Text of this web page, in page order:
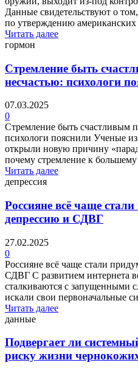
Данные свидетельствуют о
по утверждению
Читать далее
гормон
Стремление быть
несчастью: психологи
07.03.2025
0
Стремление быть счастливым
психологи пояснили Ученые
открыли новую причину
почему стремление к большему
Читать далее
депрессия
Россияне всё чаще
депрессию и СДВГ
27.02.2025
0
Россияне всё чаще стали
СДВГ С развитием интернета
сталкиваются с запущенными
искали свои первоначальные
Читать далее
данные
Подвергает ли
риску жизни